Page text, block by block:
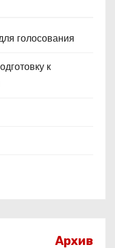
голосования
к
Архив